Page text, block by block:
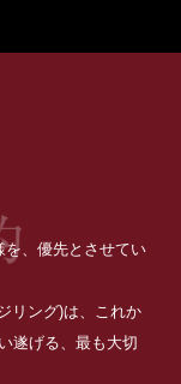
を、優先とさせてい
リング)は、これか
遂げる、最も大切